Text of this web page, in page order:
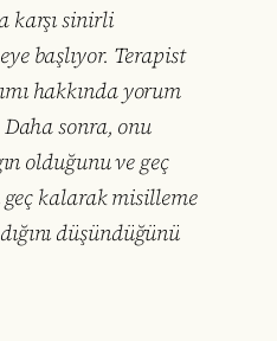
karşı sinirli
başlıyor. Terapist
hakkında yorum
Daha sonra, onu
olduğunu ve geç
kalarak misilleme
düşündüğünü